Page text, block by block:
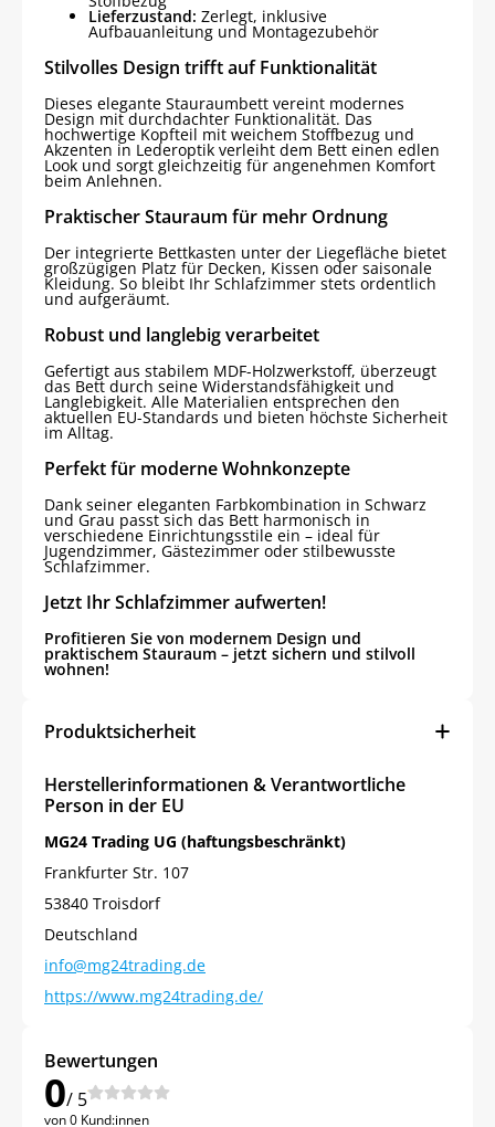
Lieferzustand: Zerlegt, inklusive
Aufbauanleitung und Montagezubehör
Stilvolles Design trifft auf Funktionalität
Dieses elegante Stauraumbett vereint modernes
Design mit durchdachter Funktionalität. Das
hochwertige Kopfteil mit weichem Stoffbezug und
Akzenten in Lederoptik verleiht dem Bett einen edlen
Look und sorgt gleichzeitig für angenehmen Komfort
beim Anlehnen.
Praktischer Stauraum für mehr Ordnung
Der integrierte Bettkasten unter der Liegefläche bietet
großzügigen Platz für Decken, Kissen oder saisonale
Kleidung. So bleibt Ihr Schlafzimmer stets ordentlich
und aufgeräumt.
Robust und langlebig verarbeitet
Gefertigt aus stabilem MDF-Holzwerkstoff, überzeugt
das Bett durch seine Widerstandsfähigkeit und
Langlebigkeit. Alle Materialien entsprechen den
aktuellen EU-Standards und bieten höchste Sicherheit
im Alltag.
Perfekt für moderne Wohnkonzepte
Dank seiner eleganten Farbkombination in Schwarz
und Grau passt sich das Bett harmonisch in
verschiedene Einrichtungsstile ein – ideal für
Jugendzimmer, Gästezimmer oder stilbewusste
Schlafzimmer.
Jetzt Ihr Schlafzimmer aufwerten!
Profitieren Sie von modernem Design und
praktischem Stauraum – jetzt sichern und stilvoll
wohnen!
Produktsicherheit
Herstellerinformationen & Verantwortliche
Person in der EU
MG24 Trading UG (haftungsbeschränkt)
Frankfurter Str. 107
53840 Troisdorf
Deutschland
info@mg24trading.de
https://www.mg24trading.de/
Bewertungen
0/ 5
von 0 Kund:innen